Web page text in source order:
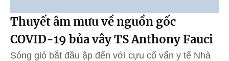
Thuyết âm mưu về nguồn gốc
COVID-19 bủa vây TS Anthony Fauci
Sóng gió bắt đầu ập đến với cựu cố vấn y tế Nhà